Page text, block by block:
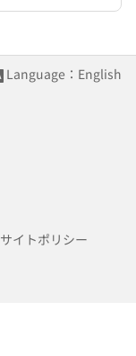
Language：English
サイトポリシー